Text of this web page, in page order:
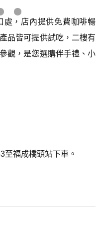
處，店內提供免費咖啡暢
品皆可提供試吃，二樓有
觀，是您選購伴手禮、小
至福成橋頭站下車。